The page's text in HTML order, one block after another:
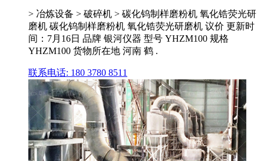
> 冶炼设备 > 破碎机 > 碳化钨制样磨粉机 氧化锆荧光研
磨机 碳化钨制样磨粉机 氧化锆荧光研磨机 议价 更新时
间：7月16日 品牌 银河仪器 型号 YHZM100 规格
YHZM100 货物所在地 河南 鹤 .
联系电话: 180 3780 8511